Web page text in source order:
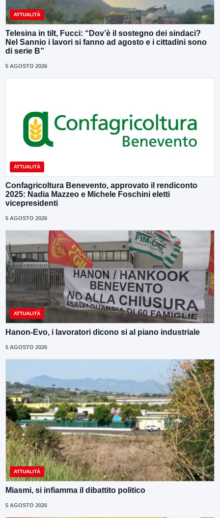
ATTUALITÀ
Telesina in tilt, Fucci: “Dov’è il sostegno dei sindaci?
Nel Sannio i lavori si fanno ad agosto e i cittadini sono
di serie B”
5 AGOSTO 2026
ATTUALITÀ
Confagricoltura Benevento, approvato il rendiconto
2025: Nadia Mazzeo e Michele Foschini eletti
vicepresidenti
5 AGOSTO 2026
ATTUALITÀ
Hanon-Evo, i lavoratori dicono si al piano industriale
5 AGOSTO 2026
ATTUALITÀ
Miasmi, si infiamma il dibattito politico
5 AGOSTO 2026